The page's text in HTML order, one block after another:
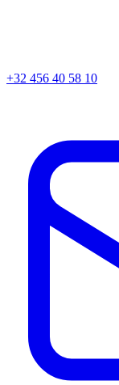
+32 456 40 58 10